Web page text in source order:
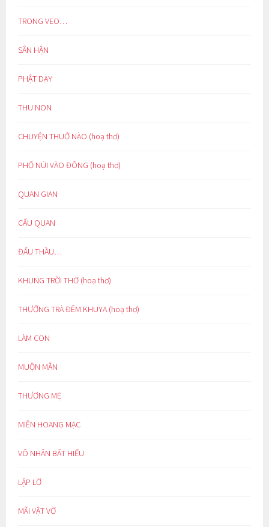
TRONG VEO…
SÂN HẬN
PHẬT DẠY
THU NON
CHUYỆN THUỞ NÀO (hoạ thơ)
PHỐ NÚI VÀO ĐÔNG (hoạ thơ)
QUAN GIAN
CẨU QUAN
ĐẤU THẦU…
KHUNG TRỜI THƠ (hoạ thơ)
THƯỞNG TRÀ ĐÊM KHUYA (hoạ thơ)
LÀM CON
MUỘN MẰN
THƯƠNG MẸ
MIỀN HOANG MẠC
VÔ NHÂN BẤT HIẾU
LẬP LỜ
MÃI VẬT VỜ